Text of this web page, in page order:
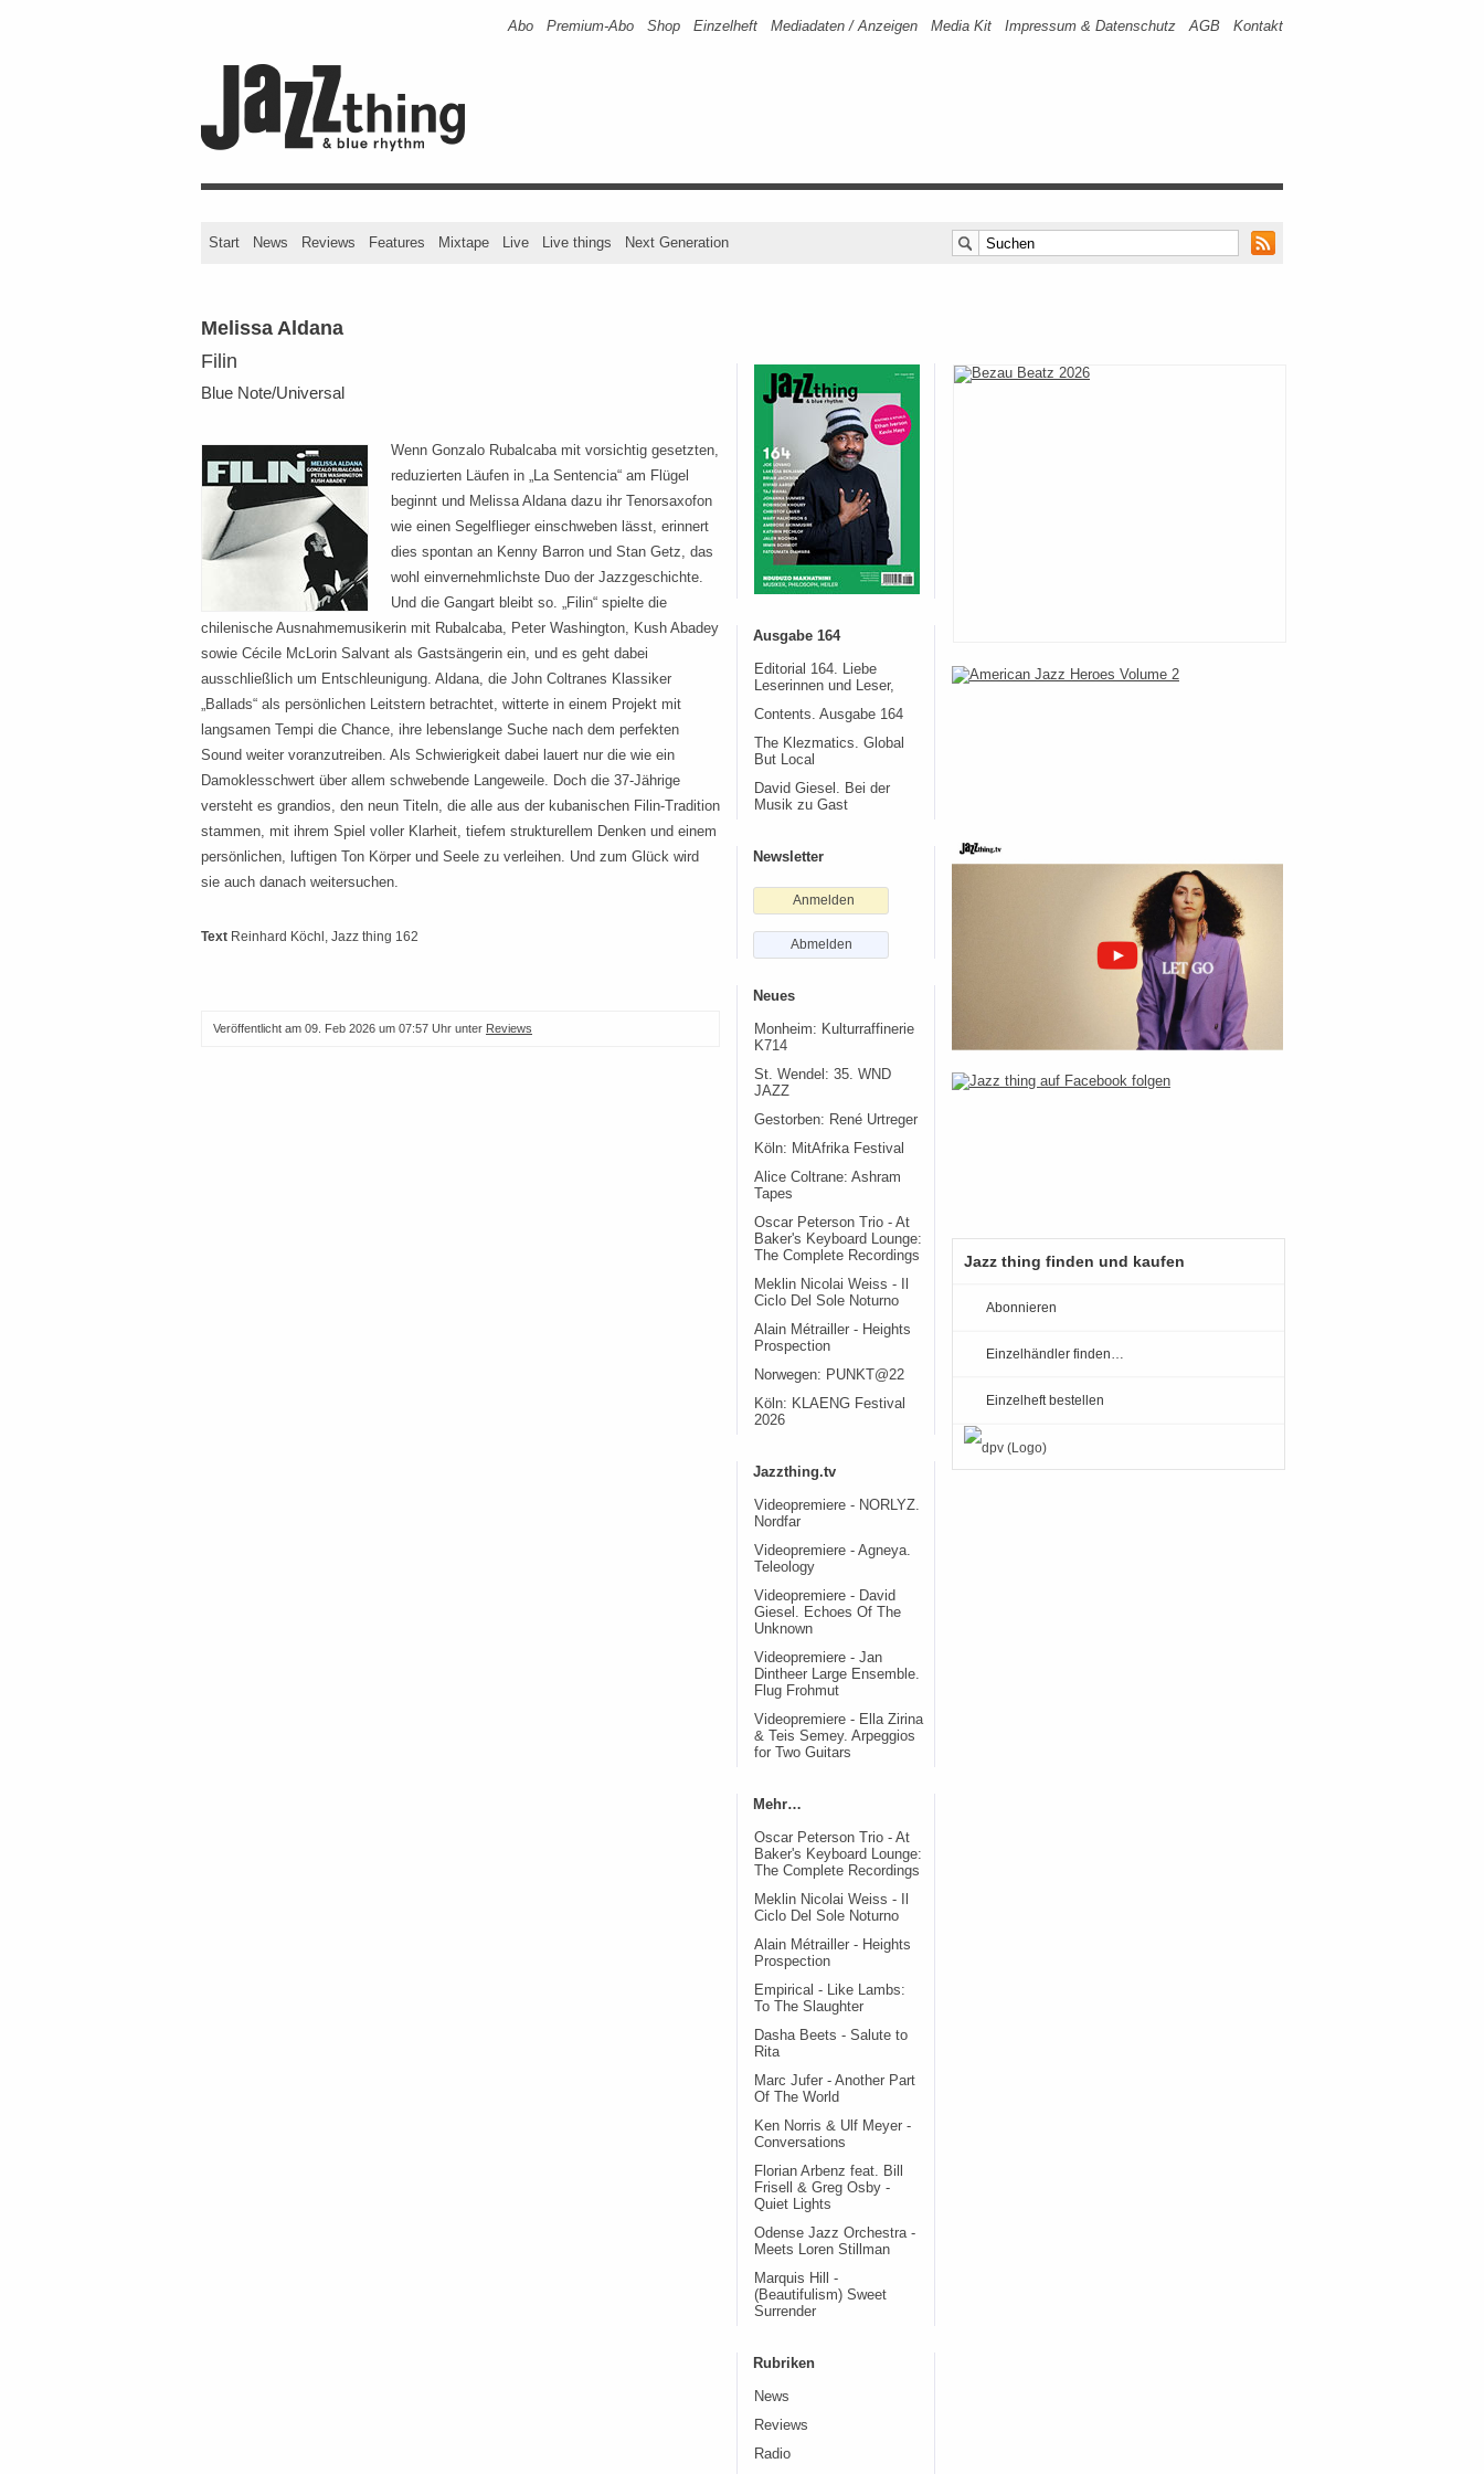
Abo Premium-Abo Shop Einzelheft Mediadaten / Anzeigen Media Kit Impressum & Datenschutz AGB Kontakt
Start News Reviews Features Mixtape Live Live things Next Generation
Melissa Aldana
Filin
Blue Note/Universal
Wenn Gonzalo Rubalcaba mit vorsichtig gesetzten,
reduzierten Läufen in „La Sentencia“ am Flügel
beginnt und Melissa Aldana dazu ihr Tenorsaxofon
wie einen Segelflieger einschweben lässt, erinnert
dies spontan an Kenny Barron und Stan Getz, das
wohl einvernehmlichste Duo der Jazzgeschichte.
Und die Gangart bleibt so. „Filin“ spielte die
chilenische Ausnahmemusikerin mit Rubalcaba, Peter Washington, Kush Abadey
sowie Cécile McLorin Salvant als Gastsängerin ein, und es geht dabei
ausschließlich um Entschleunigung. Aldana, die John Coltranes Klassiker
„Ballads“ als persönlichen Leitstern betrachtet, witterte in einem Projekt mit
langsamen Tempi die Chance, ihre lebenslange Suche nach dem perfekten
Sound weiter voranzutreiben. Als Schwierigkeit dabei lauert nur die wie ein
Damoklesschwert über allem schwebende Langeweile. Doch die 37-Jährige
versteht es grandios, den neun Titeln, die alle aus der kubanischen Filin-Tradition
stammen, mit ihrem Spiel voller Klarheit, tiefem strukturellem Denken und einem
persönlichen, luftigen Ton Körper und Seele zu verleihen. Und zum Glück wird
sie auch danach weitersuchen.
Text Reinhard Köchl , Jazz thing 162
Veröffentlicht am 09. Feb 2026 um 07:57 Uhr unter Reviews
Ausgabe 164
Editorial 164. Liebe
Leserinnen und Leser,
Contents. Ausgabe 164
The Klezmatics. Global
But Local
David Giesel. Bei der
Musik zu Gast
Newsletter
Anmelden
Abmelden
Neues
Monheim: Kulturraffinerie
K714
St. Wendel: 35. WND
JAZZ
Gestorben: René Urtreger
Köln: MitAfrika Festival
Alice Coltrane: Ashram
Tapes
Oscar Peterson Trio - At
Baker's Keyboard Lounge:
The Complete Recordings
Meklin Nicolai Weiss - Il
Ciclo Del Sole Noturno
Alain Métrailler - Heights
Prospection
Norwegen: PUNKT@22
Köln: KLAENG Festival
2026
Jazzthing.tv
Videopremiere - NORLYZ.
Nordfar
Videopremiere - Agneya.
Teleology
Videopremiere - David
Giesel. Echoes Of The
Unknown
Videopremiere - Jan
Dintheer Large Ensemble.
Flug Frohmut
Videopremiere - Ella Zirina
& Teis Semey. Arpeggios
for Two Guitars
Mehr…
Oscar Peterson Trio - At
Baker's Keyboard Lounge:
The Complete Recordings
Meklin Nicolai Weiss - Il
Ciclo Del Sole Noturno
Alain Métrailler - Heights
Prospection
Empirical - Like Lambs:
To The Slaughter
Dasha Beets - Salute to
Rita
Marc Jufer - Another Part
Of The World
Ken Norris & Ulf Meyer -
Conversations
Florian Arbenz feat. Bill
Frisell & Greg Osby -
Quiet Lights
Odense Jazz Orchestra -
Meets Loren Stillman
Marquis Hill -
(Beautifulism) Sweet
Surrender
Rubriken
News
Reviews
Radio
Jazz thing finden und kaufen
Abonnieren
Einzelhändler finden…
Einzelheft bestellen